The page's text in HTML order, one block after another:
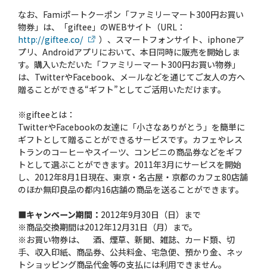
なお、Famiポートクーポン「ファミリーマート300円お買い
物券」は、「giftee」のWEBサイト（URL：
http://giftee.co/
）、スマートフォンサイト、iphoneア
プリ、Androidアプリにおいて、本日同時に販売を開始しま
す。購入いただいた「ファミリーマート300円お買い物券」
は、TwitterやFacebook、メールなどを通じてご友人の方へ
贈ることができる“ギフト”としてご活用いただけます。
※gifteeとは：
TwitterやFacebookの友達に「小さなありがとう」を簡単に
ギフトとして贈ることができるサービスです。カフェやレス
トランのコーヒーやスイーツ、コンビニの商品券などをギフ
トとして選ぶことができます。2011年3月にサービスを開始
し、2012年8月1日現在、東京・名古屋・京都のカフェ80店舗
のほか無印良品の都内16店舗の商品を送ることができます。
■キャンペーン期間： 2012年9月30日（日）まで
※商品交換期間は2012年12月31日（月）まで。
※お買い物券は、 酒、煙草、新聞、雑誌、カード類、切
手、収入印紙、商品券、公共料金、宅急便、預かり金、ネッ
トショッピング商品代金等の支払には利用できません。